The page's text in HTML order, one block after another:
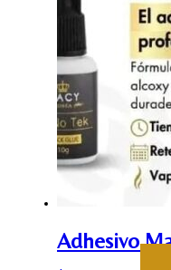
Adhesivo